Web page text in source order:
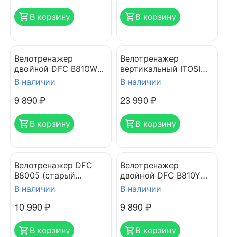
В корзину В корзину
Велотренажер
двойной DFC B810W
dual bike
В наличии
9 890₽
В корзину
Велотренажер
вертикальный ITOSIMA
B110M
В наличии
23 990₽
В корзину
Велотренажер DFC
B8005 (старый
артикул M8005)
В наличии
10 990₽
В корзину
Велотренажер
двойной DFC B810Y
dual bike
В наличии
9 890₽
В корзину